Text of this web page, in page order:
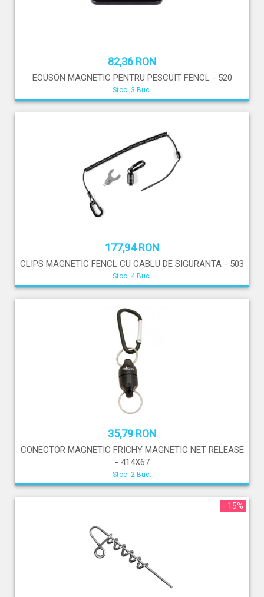
82,36 RON
ECUSON MAGNETIC PENTRU PESCUIT FENCL - 520
Stoc: 3 Buc.
177,94 RON
CLIPS MAGNETIC FENCL CU CABLU DE SIGURANTA - 503
Stoc: 4 Buc.
35,79 RON
CONECTOR MAGNETIC FRICHY MAGNETIC NET RELEASE
- 414X67
Stoc: 2 Buc.
- 15%